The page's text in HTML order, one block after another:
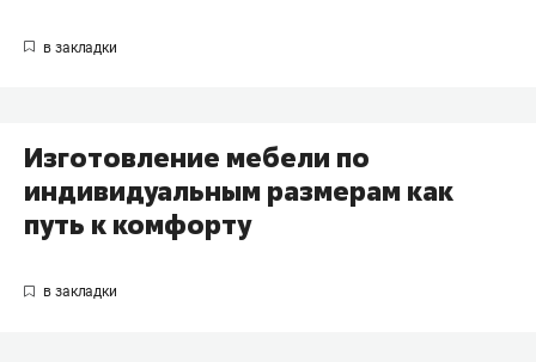
Изготовление мебели по
индивидуальным размерам как
путь к комфорту